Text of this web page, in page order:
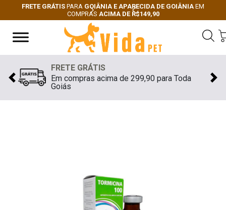
FRETE GRÁTIS PARA GOIÂNIA E APARECIDA DE GOIÂNIA EM
COMPRAS ACIMA DE R$149,90
Previous
Next
FRETE GRÁTIS
Em compras acima de 299,90 para Toda
Goiás
Previous